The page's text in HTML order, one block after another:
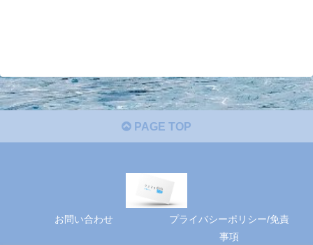
PAGE TOP
お問い合わせ
プライバシーポリシー/免責
事項